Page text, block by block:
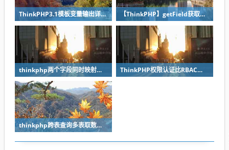
ThinkPHP3.1模板变量输出详解教程 【ThinkPHP】getField获取字段值用法总结
thinkphp两个字段同时映射同一张表如何创建视图模型？ ThinkPHP权限认证比RBAC好用的Auth类认证方式
thinkphp跨表查询多表取数如何操作？